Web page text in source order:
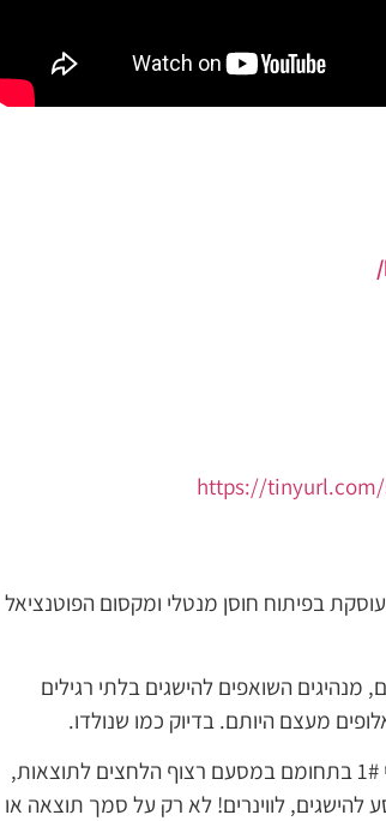
https://
בפיתוח חוסן מנטלי ומקסום הפוטנציאל
מנהיגים השואפים להישגים בלתי רגילים
מעצם היותם. בדיוק כמו שנולדו.
בכל פרק תקבלו הצצה נדירה לעולמם המנטלי והרגשי של מספרי 1# בתחומם במסעם רצוף הלחצים לתוצאות,
לווינרים! לא רק על סמך תוצאה או